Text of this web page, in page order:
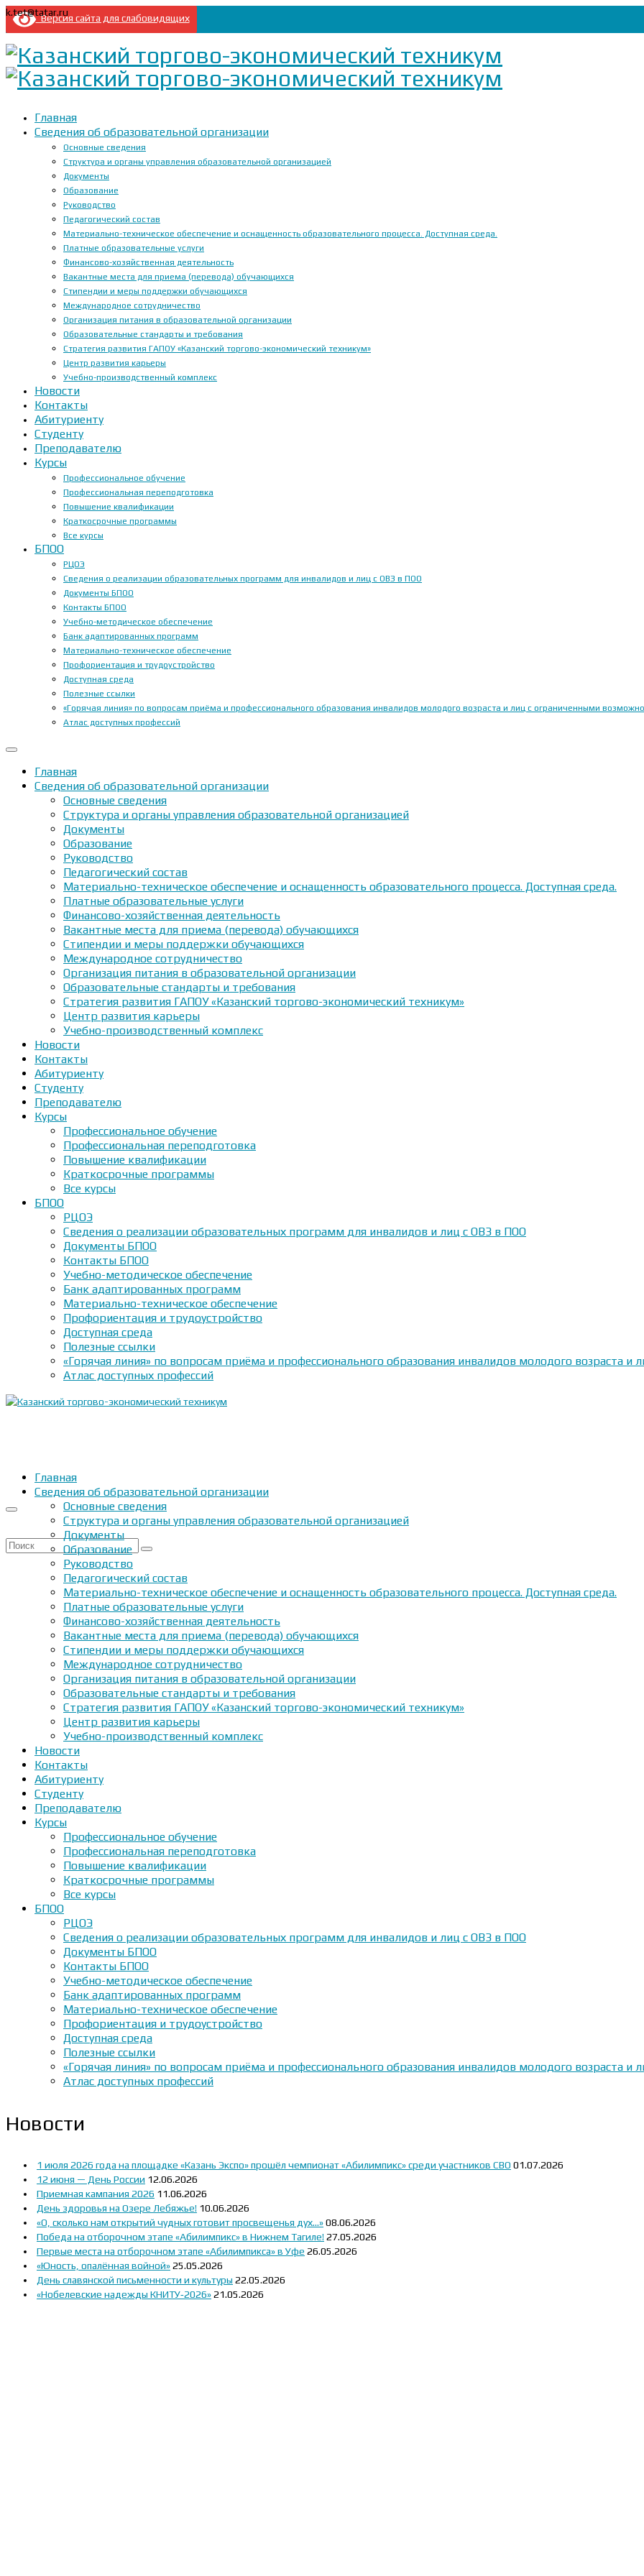
Версия сайта для слабовидящих
k.tet@tatar.ru
Главная
Сведения об образовательной организации
Основные сведения
Структура и органы управления образовательной организацией
Документы
Образование
Руководство
Педагогический состав
Материально-техническое обеспечение и оснащенность образовательного процесса. Доступная среда.
Платные образовательные услуги
Финансово-хозяйственная деятельность
Вакантные места для приема (перевода) обучающихся
Стипендии и меры поддержки обучающихся
Международное сотрудничество
Организация питания в образовательной организации
Образовательные стандарты и требования
Стратегия развития ГАПОУ «Казанский торгово-экономический техникум»
Центр развития карьеры
Учебно-производственный комплекс
Новости
Контакты
Абитуриенту
Студенту
Преподавателю
Курсы
Профессиональное обучение
Профессиональная переподготовка
Повышение квалификации
Краткосрочные программы
Все курсы
БПОО
РЦОЭ
Сведения о реализации образовательных программ для инвалидов и лиц с ОВЗ в ПОО
Документы БПОО
Контакты БПОО
Учебно-методическое обеспечение
Банк адаптированных программ
Материально-техническое обеспечение
Профориентация и трудоустройство
Доступная среда
Полезные ссылки
«Горячая линия» по вопросам приёма и профессионального образования инвалидов молодого возраста и лиц с ограниченными
Атлас доступных профессий
Главная
Сведения об образовательной организации
Основные сведения
Структура и органы управления образовательной организацией
Документы
Образование
Руководство
Педагогический состав
Материально-техническое обеспечение и оснащенность образовательного процесса. Доступная среда.
Платные образовательные услуги
Финансово-хозяйственная деятельность
Вакантные места для приема (перевода) обучающихся
Стипендии и меры поддержки обучающихся
Международное сотрудничество
Организация питания в образовательной организации
Образовательные стандарты и требования
Стратегия развития ГАПОУ «Казанский торгово-экономический техникум»
Центр развития карьеры
Учебно-производственный комплекс
Новости
Контакты
Абитуриенту
Студенту
Преподавателю
Курсы
Профессиональное обучение
Профессиональная переподготовка
Повышение квалификации
Краткосрочные программы
Все курсы
БПОО
РЦОЭ
Сведения о реализации образовательных программ для инвалидов и лиц с ОВЗ в ПОО
Документы БПОО
Контакты БПОО
Учебно-методическое обеспечение
Банк адаптированных программ
Материально-техническое обеспечение
Профориентация и трудоустройство
Доступная среда
Полезные ссылки
«Горячая линия» по вопросам приёма и профессионального образования инвалидов молодого возраста
Атлас доступных профессий
Искать:
Главная
Сведения об образовательной организации
Основные сведения
Структура и органы управления образовательной организацией
Документы
Образование
Руководство
Педагогический состав
Материально-техническое обеспечение и оснащенность образовательного процесса. Доступная среда.
Платные образовательные услуги
Финансово-хозяйственная деятельность
Вакантные места для приема (перевода) обучающихся
Стипендии и меры поддержки обучающихся
Международное сотрудничество
Организация питания в образовательной организации
Образовательные стандарты и требования
Стратегия развития ГАПОУ «Казанский торгово-экономический техникум»
Центр развития карьеры
Учебно-производственный комплекс
Новости
Контакты
Абитуриенту
Студенту
Преподавателю
Курсы
Профессиональное обучение
Профессиональная переподготовка
Повышение квалификации
Краткосрочные программы
Все курсы
БПОО
РЦОЭ
Сведения о реализации образовательных программ для инвалидов и лиц с ОВЗ в ПОО
Документы БПОО
Контакты БПОО
Учебно-методическое обеспечение
Банк адаптированных программ
Материально-техническое обеспечение
Профориентация и трудоустройство
Доступная среда
Полезные ссылки
«Горячая линия» по вопросам приёма и профессионального образования инвалидов молодого возраста
Атлас доступных профессий
Новости
1 июля 2026 года на площадке «Казань Экспо» прошёл чемпионат «Абилимпикс» среди участников СВО 01.07.2026
12 июня — День России 12.06.2026
Приемная кампания 2026 11.06.2026
День здоровья на Озере Лебяжье! 10.06.2026
«О, сколько нам открытий чудных готовит просвещенья дух…»08.06.2026
Победа на отборочном этапе «Абилимпикс» в Нижнем Тагиле! 27.05.2026
Первые места на отборочном этапе «Абилимпикса» в Уфе 26.05.2026
«Юность, опалённая войной»25.05.2026
День славянской письменности и культуры 22.05.2026
«Нобелевские надежды КНИТУ‑2026»21.05.2026